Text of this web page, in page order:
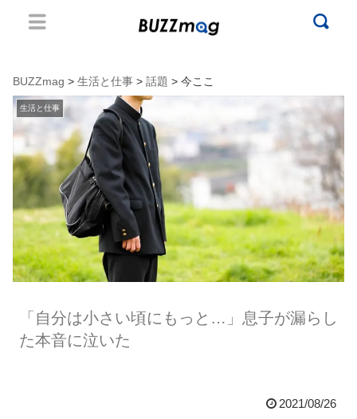
BUZZmag > 生活と仕事 > 話題 > 今ここ
生活と仕事
「自分は小さい頃にもっと…」息子が漏らし
た本音に泣いた
2021/08/26